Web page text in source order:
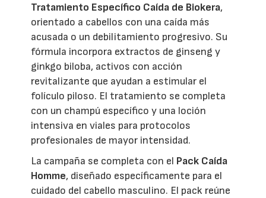
Tratamiento Específico Caída de Biokera,
orientado a cabellos con una caída más
acusada o un debilitamiento progresivo. Su
fórmula incorpora extractos de ginseng y
ginkgo biloba, activos con acción
revitalizante que ayudan a estimular el
folículo piloso. El tratamiento se completa
con un champú específico y una loción
intensiva en viales para protocolos
profesionales de mayor intensidad.
La campaña se completa con el Pack Caída
Homme, diseñado específicamente para el
cuidado del cabello masculino. El pack reúne